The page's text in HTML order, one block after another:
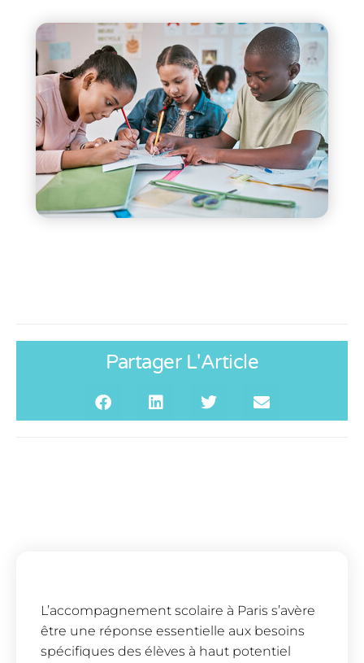
Partager L'Article
L’accompagnement scolaire à Paris s’avère
être une réponse essentielle aux besoins
spécifiques des élèves à haut potentiel